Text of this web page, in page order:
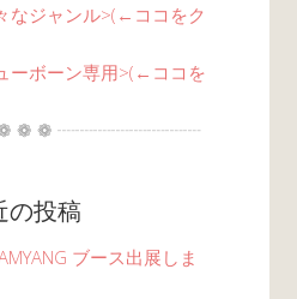
なジャンル>(←ココをク
ーボーン専用>(←ココを
❁ ❁ ┈┈┈┈┈┈┈┈
投稿
ブース出展しま